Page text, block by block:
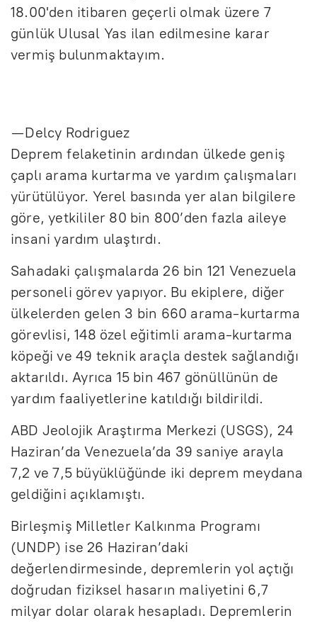
18.00'den itibaren geçerli olmak üzere 7
günlük Ulusal Yas ilan edilmesine karar
vermiş bulunmaktayım.
— Delcy Rodriguez
Deprem felaketinin ardından ülkede geniş
çaplı arama kurtarma ve yardım çalışmaları
yürütülüyor. Yerel basında yer alan bilgilere
göre, yetkililer 80 bin 800’den fazla aileye
insani yardım ulaştırdı.
Sahadaki çalışmalarda 26 bin 121 Venezuela
personeli görev yapıyor. Bu ekiplere, diğer
ülkelerden gelen 3 bin 660 arama-kurtarma
görevlisi, 148 özel eğitimli arama-kurtarma
köpeği ve 49 teknik araçla destek sağlandığı
aktarıldı. Ayrıca 15 bin 467 gönüllünün de
yardım faaliyetlerine katıldığı bildirildi.
ABD Jeolojik Araştırma Merkezi (USGS), 24
Haziran’da Venezuela’da 39 saniye arayla
7,2 ve 7,5 büyüklüğünde iki deprem meydana
geldiğini açıklamıştı.
Birleşmiş Milletler Kalkınma Programı
(UNDP) ise 26 Haziran’daki
değerlendirmesinde, depremlerin yol açtığı
doğrudan fiziksel hasarın maliyetini 6,7
milyar dolar olarak hesapladı. Depremlerin